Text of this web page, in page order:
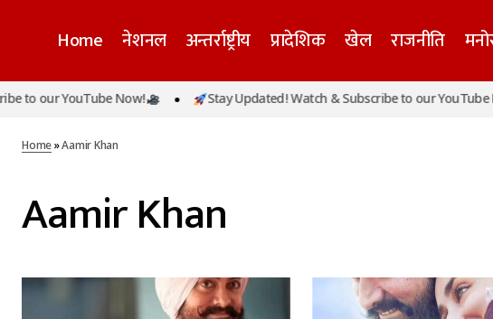
Home नेशनल अन्तर्राष्ट्रीय प्रादेशिक खेल राजनीति
to our YouTube Now! Stay Updated! Watch & Subscribe to our YouTube
Home»Aamir Khan
Aamir Khan